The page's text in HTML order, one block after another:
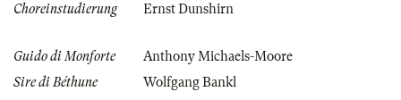
Choreinstudierung Ernst Dunshirn
Guido di Monforte
Anthony Michaels-Moore
Sire di Béthune
Wolfgang Bankl